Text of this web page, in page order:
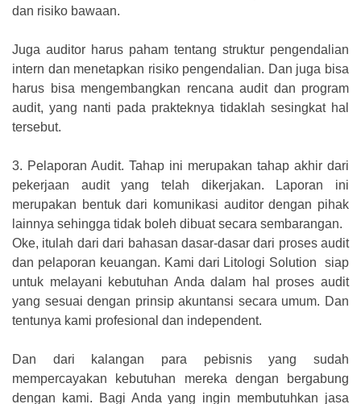
dan risiko bawaan.
Juga auditor harus paham tentang struktur pengendalian
intern dan menetapkan risiko pengendalian. Dan juga bisa
harus bisa mengembangkan rencana audit dan program
audit, yang nanti pada prakteknya tidaklah sesingkat hal
tersebut.
3. Pelaporan Audit. Tahap ini merupakan tahap akhir dari
pekerjaan audit yang telah dikerjakan. Laporan ini
merupakan bentuk dari komunikasi auditor dengan pihak
lainnya sehingga tidak boleh dibuat secara sembarangan.
Oke, itulah dari dari bahasan dasar-dasar dari proses audit
dan pelaporan keuangan. Kami dari Litologi Solution siap
untuk melayani kebutuhan Anda dalam hal proses audit
yang sesuai dengan prinsip akuntansi secara umum. Dan
tentunya kami profesional dan independent.
Dan dari kalangan para pebisnis yang sudah
mempercayakan kebutuhan mereka dengan bergabung
dengan kami. Bagi Anda yang ingin membutuhkan jasa